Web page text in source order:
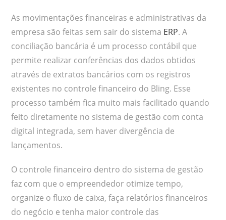
As movimentações financeiras e administrativas da
empresa são feitas sem sair do sistema ERP. A
conciliação bancária é um processo contábil que
permite realizar conferências dos dados obtidos
através de extratos bancários com os registros
existentes no controle financeiro do Bling. Esse
processo também fica muito mais facilitado quando
feito diretamente no sistema de gestão com conta
digital integrada, sem haver divergência de
lançamentos.
O controle financeiro dentro do sistema de gestão
faz com que o empreendedor otimize tempo,
organize o fluxo de caixa, faça relatórios financeiros
do negócio e tenha maior controle das